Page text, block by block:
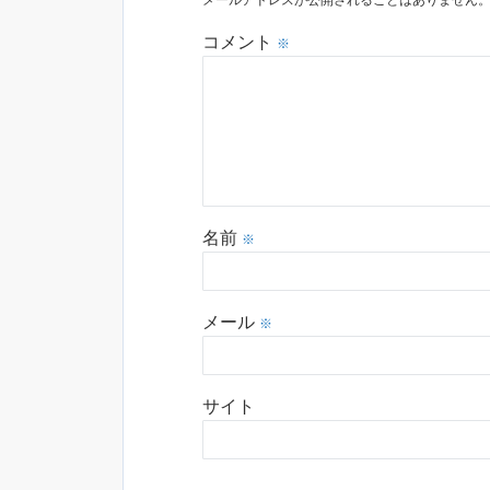
コメント ※
名前 ※
メール ※
サイト